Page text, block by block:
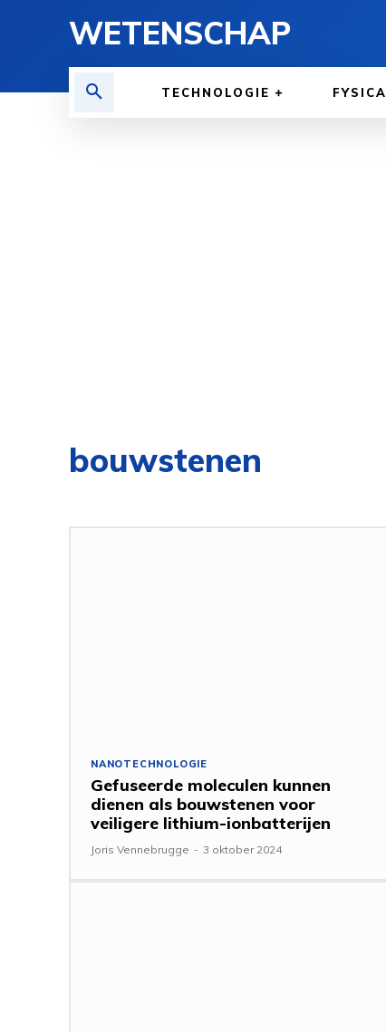
WETENSCHAP
TECHNOLOGIE FYSICA
bouwstenen
NANOTECHNOLOGIE
Gefuseerde moleculen kunnen
dienen als bouwstenen voor
veiligere lithium-ionbatterijen
Joris Vennebrugge - 3 oktober 2024